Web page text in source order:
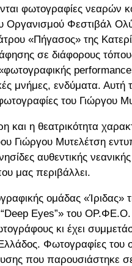
φωτογραφίες νεαρών
Οργανισμού Φεστιβάλ
«Πήγασος» της
σε διάφορους
μνήμες, ενδύματα. Αυτή
του Γιώργου
η θεατρικότητα
Γιώργου Μυτελέτση
αυθεντικής
μας περιβάλλει.
ομάδας «Ίριδας»
Eyes”» του
κι έχει
Φωτογραφίες
που παρουσιάστηκε